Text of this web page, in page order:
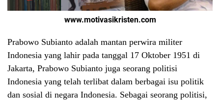
www.motivasikristen.com
Prabowo Subianto adalah mantan perwira militer
Indonesia yang lahir pada tanggal 17 Oktober 1951 di
Jakarta, Prabowo Subianto juga seorang politisi
Indonesia yang telah terlibat dalam berbagai isu politik
dan sosial di negara Indonesia. Sebagai seorang politisi,